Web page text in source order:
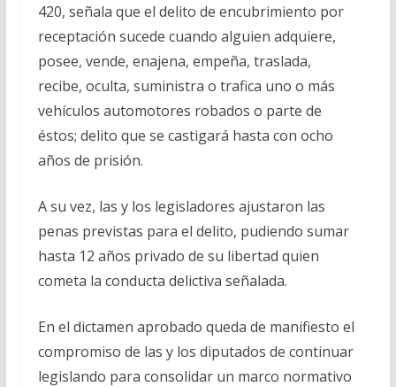
420, señala que el delito de encubrimiento por
receptación sucede cuando alguien adquiere,
posee, vende, enajena, empeña, traslada,
recibe, oculta, suministra o trafica uno o más
vehículos automotores robados o parte de
éstos; delito que se castigará hasta con ocho
años de prisión.
A su vez, las y los legisladores ajustaron las
penas previstas para el delito, pudiendo sumar
hasta 12 años privado de su libertad quien
cometa la conducta delictiva señalada.
En el dictamen aprobado queda de manifiesto el
compromiso de las y los diputados de continuar
legislando para consolidar un marco normativo